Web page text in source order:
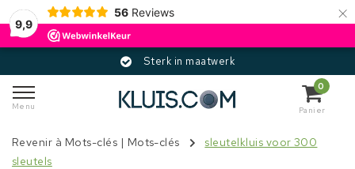
9,9
56 Reviews ×
Sterk in maatwerk
Menu
0
Panier
Revenir à Mots-clés | Mots-clés
sleutelkluis voor 300
sleutels